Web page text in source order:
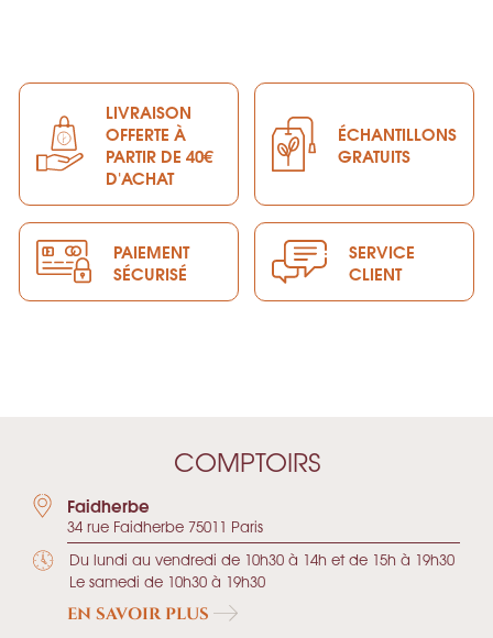
LIVRAISON
OFFERTE À
PARTIR DE 40€
D'ACHAT
ÉCHANTILLONS
GRATUITS
PAIEMENT
SÉCURISÉ
SERVICE
CLIENT
COMPTOIRS
Faidherbe
34 rue Faidherbe 75011 Paris
Du lundi au vendredi de 10h30 à 14h et de 15h à 19h30
Le samedi de 10h30 à 19h30
EN SAVOIR PLUS